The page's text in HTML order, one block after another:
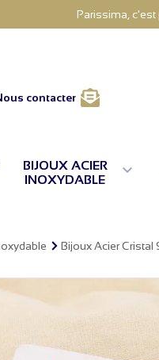
Parissima, c'est
contacter
BIJOUX ACIER
INOXYDABLE

Bijoux Acier Cristal